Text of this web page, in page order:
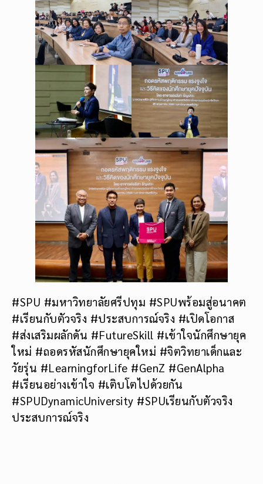
#SPU #มหาวิทยาลัยศรีปทุม #SPUพร้อมสู่อนาคต
#เรียนกับตัวจริง #ประสบการณ์จริง #เปิดโอกาส
#ส่งเสริมผลักดัน #FutureSkill #เข้าใจนักศึกษายุค
ใหม่ #ถอดรหัสนักศึกษายุคใหม่ #จิตวิทยาเด็กและ
วัยรุ่น #LearningforLife #GenZ #GenAlpha
#เรียนอย่างเข้าใจ #เติบโตไปด้วยกัน
#SPUDynamicUniversity #SPUเรียนกับตัวจริง
ประสบการณ์จริง